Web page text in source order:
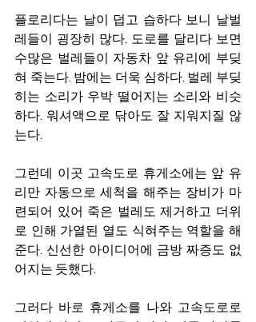
플로리다는 날이 덥고 습하다 보니 날벌
레들이 굉장히 많다. 도로를 달리다 보면
수많은 벌레들이 자동차 앞 유리에 부딪
혀 죽는다. 밤에는 더욱 심하다. 벌레 부딪
히는 소리가 우박 떨어지는 소리와 비슷
하다. 워셔액으로 닦아도 잘 지워지질 않
는다.
그런데 이곳 고속도로 휴게소에는 앞 유
리만 자동으로 세척을 해주는 장비가 마
련되어 있어 죽은 벌레도 제거하고 더위
로 인해 가열된 열도 식혀주는 역할을 해
준다. 신선한 아이디어에 금방 짜증도 없
어지는 듯했다.
그러다 바로 휴게소를 나와 고속도로로